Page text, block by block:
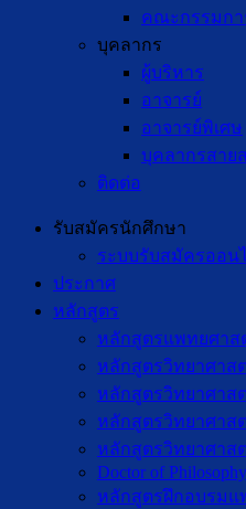
คณะกรรมกา
บุคลากร
ผู้บริหาร
อาจารย์
อาจารย์พิเศษ
บุคลากรสาย
ติดต่อ
รับสมัครนักศึกษา
ระบบรับสมัครออน
ประกาศ
หลักสูตร
หลักสูตรแพทยศาส
หลักสูตรวิทยาศา
หลักสูตรวิทยาศา
หลักสูตรวิทยาศา
หลักสูตรวิทยาศาส
Doctor of
หลักสูตรฝึกอบรมแ